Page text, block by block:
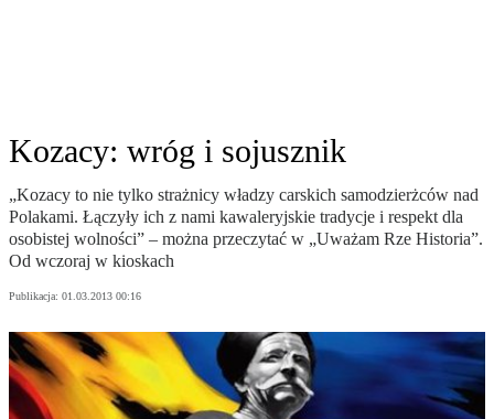
Kozacy: wróg i sojusznik
„Kozacy to nie tylko strażnicy władzy carskich samodzierżców nad
Polakami. Łączyły ich z nami kawaleryjskie tradycje i respekt dla
osobistej wolności” – można przeczytać w „Uważam Rze Historia”.
Od wczoraj w kioskach
Publikacja: 01.03.2013 00:16